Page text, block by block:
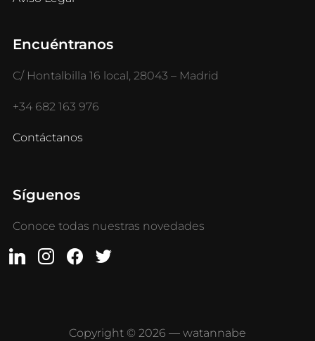
Encuéntranos
C/ Hontalbilla 16 local, 28043 – Madrid
+34 682 163 976
Contáctanos
Síguenos
Conoce todas nuestras novedades
Copyright © 2026 — watannabe